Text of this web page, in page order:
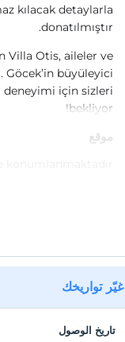
kılacak detaylarla
donatılmıştır.
Villa Otis, aileler ve
büyüleyici
için sizleri
bekliyor!
موقع
غيّر تواريخك
تاريخ الوصول